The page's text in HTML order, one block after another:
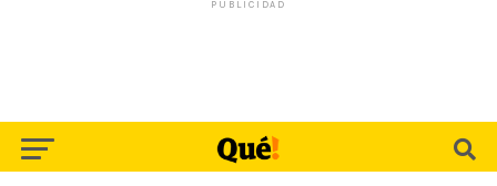
PUBLICIDAD